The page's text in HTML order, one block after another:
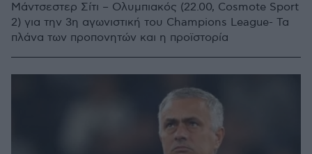
Μάντσεστερ Σίτι – Ολυμπιακός (22.00, Cosmote Sport
2) για την 3η αγωνιστική του Champions League- Τα
πλάνα των προπονητών και η προϊστορία